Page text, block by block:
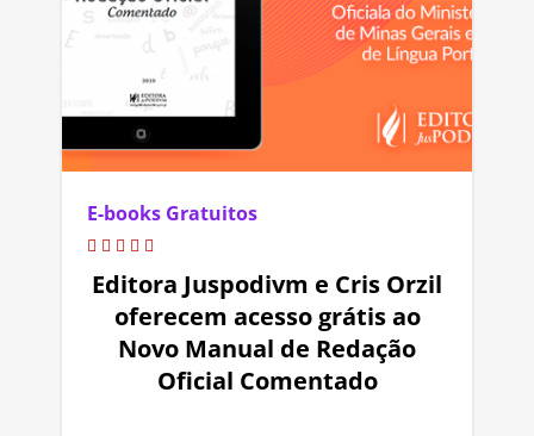
E-books Gratuitos
Editora Juspodivm e Cris Orzil
oferecem acesso grátis ao
Novo Manual de Redação
Oficial Comentado